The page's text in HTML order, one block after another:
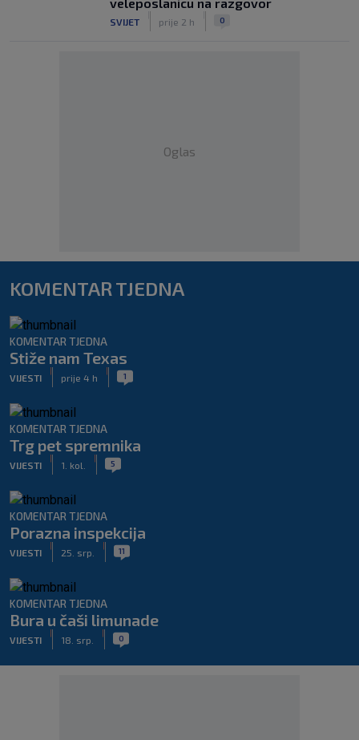
SVIJET prije 2 h 0
Oglas
KOMENTAR TJEDNA
KOMENTAR TJEDNA
Stiže nam Texas
VIJESTI prije 4 h 1
KOMENTAR TJEDNA
Trg pet spremnika
VIJESTI 1. kol. 5
KOMENTAR TJEDNA
Porazna inspekcija
VIJESTI 25. srp. 11
KOMENTAR TJEDNA
Bura u čaši limunade
VIJESTI 18. srp. 0